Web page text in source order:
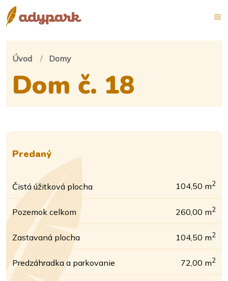
Úvod Domy
Dom č. 18
Predaný
Čistá úžitková plocha 104,50 m2
Pozemok celkom 260,00 m2
Zastavaná plocha 104,50 m2
Predzáhradka a parkovanie 72,00 m2